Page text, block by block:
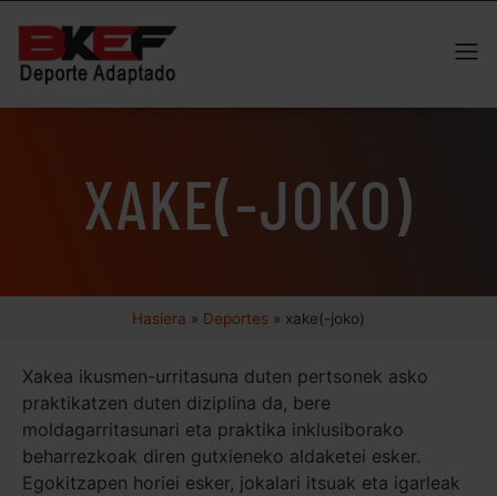
XAKE(-JOKO)
Hasiera » Deportes » xake(-joko)
Xakea ikusmen-urritasuna duten pertsonek asko
praktikatzen duten diziplina da, bere
moldagarritasunari eta praktika inklusiborako
beharrezkoak diren gutxieneko aldaketei esker.
Egokitzapen horiei esker, jokalari itsuak eta igarleak